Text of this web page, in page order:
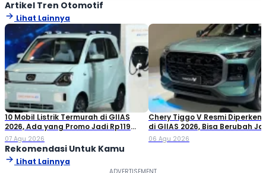
Artikel Tren Otomotif
Lihat Lainnya
10 Mobil Listrik Termurah di GIIAS
2026, Ada yang Promo Jadi Rp119
Jutaan!
07 Agu 2026
Chery Tiggo V Resmi
di GIIAS 2026, Bisa Berubah
Double Cabin
06 Agu 2026
Rekomendasi Untuk Kamu
Lihat Lainnya